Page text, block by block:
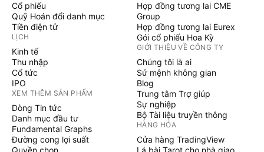
Cổ phiếu
Quỹ Hoán đổi danh mục
Tiền điện tử
LỊCH
Kinh tế
Thu nhập
Cổ tức
IPO
XEM THÊM SẢN PHẨM
Dòng Tin tức
Danh mục đầu tư
Fundamental Graphs
Đường cong lợi suất
Quyền chọn
Hợp đồng tương lai CME
Group
Hợp đồng tương lai Eurex
Gói cổ phiếu Hoa Kỳ
GIỚI THIỆU VỀ CÔNG TY
Chúng tôi là ai
Sứ mệnh không gian
Blog
Trung tâm Trợ giúp
Sự nghiệp
Bộ Tài liệu truyền thông
HÀNG HÓA
Cửa hàng TradingView
Lá bài Tarot cho nhà giao